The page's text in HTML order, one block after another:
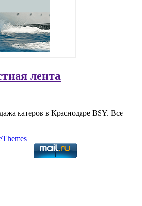
лента
катеров в Краснодаре BSY. Все